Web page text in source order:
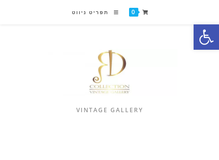
פתח סרגל נגישות
0 תפריט ניווט
VINTAGE GALLERY